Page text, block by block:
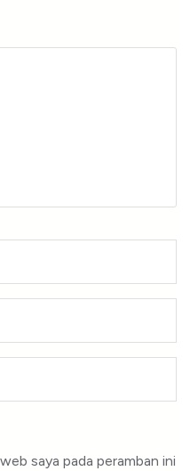
saya pada peramban ini